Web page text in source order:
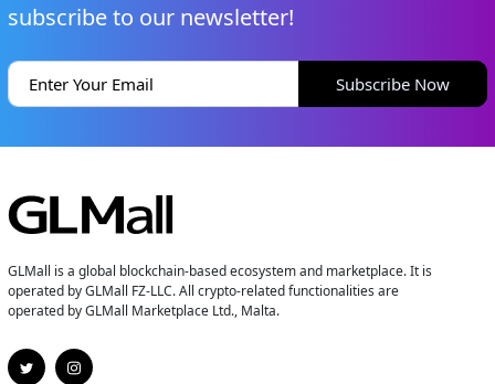
subscribe to our newsletter!
Subscribe Now
GLMall is a global blockchain-based ecosystem and marketplace. It is
operated by GLMall FZ-LLC. All crypto-related functionalities are
operated by GLMall Marketplace Ltd., Malta.